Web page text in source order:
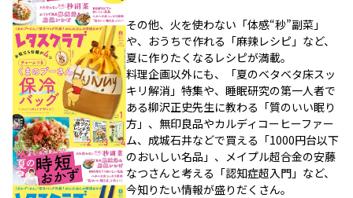
その他、火を使わない「体感“秒”副菜」
や、おうちで作れる「麻辣レシピ」など、
夏に作りたくなるレシピが満載。
料理企画以外にも、「夏のベタベタ床スッ
キリ解消」特集や、睡眠研究の第一人者で
ある柳沢正史先生に教わる「質のいい眠り
方」、無印良品やカルディコーヒーファー
ム、成城石井などで買える「1000円台以下
のおいしい名品」、メイプル超合金の安藤
なつさんと考える「認知症超入門」など、
今知りたい情報が盛りだくさん。